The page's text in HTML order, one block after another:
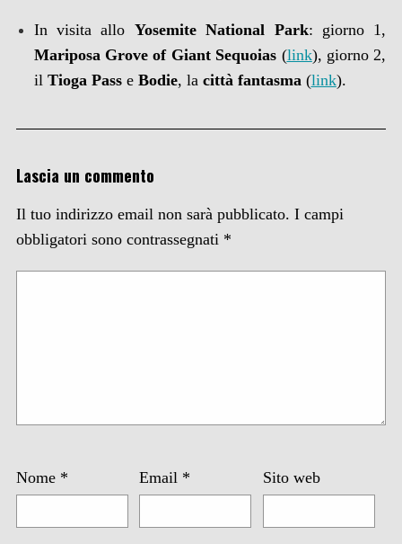
In visita allo Yosemite National Park: giorno 1,
Mariposa Grove of Giant Sequoias (link), giorno 2,
il Tioga Passe Bodie, la città fantasma (link).
Lascia un commento
Il tuo indirizzo email non sarà pubblicato. I campi
obbligatori sono contrassegnati *
Nome * Email * Sito web